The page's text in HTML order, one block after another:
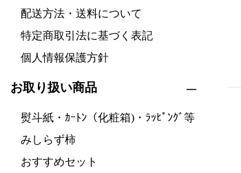
配送方法・送料について
特定商取引法に基づく表記
個人情報保護方針
お取り扱い商品
熨斗紙・ｶｰﾄﾝ（化粧箱)・ﾗｯﾋﾟﾝｸﾞ等
みしらず柿
おすすめセット